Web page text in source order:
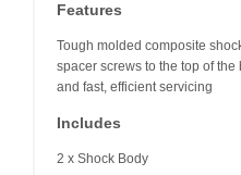
Features
Tough molded composite
spacer screws to the top of
and fast, efficient servicing
Includes
2 x Shock Body